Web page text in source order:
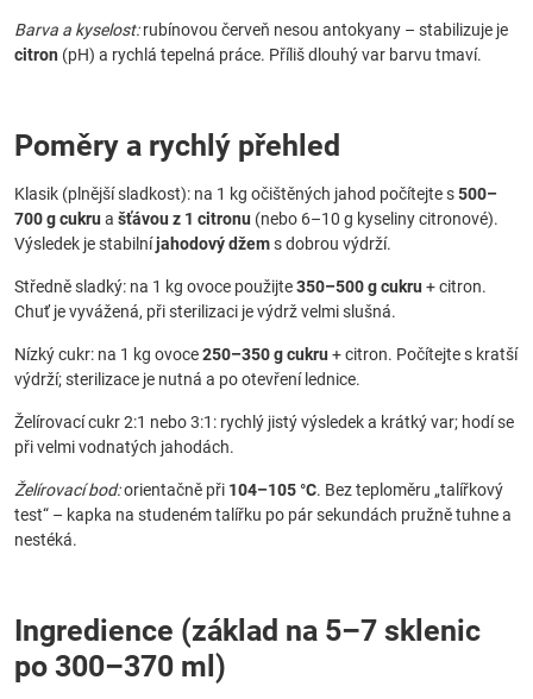
Barva a kyselost:rubínovou červeň nesou antokyany – stabilizuje je
citron (pH) a rychlá tepelná práce. Příliš dlouhý var barvu tmaví.
Poměry a rychlý přehled
Klasik (plnější sladkost): na 1 kg očištěných jahod počítejte s500–
700 g cukru a šťávou z 1 citronu (nebo 6–10 g kyseliny citronové).
Výsledek je stabilníjahodový džems dobrou výdrží.
Středně sladký: na 1 kg ovoce použijte350–500 g cukru + citron.
Chuť je vyvážená, při sterilizaci je výdrž velmi slušná.
Nízký cukr: na 1 kg ovoce250–350 g cukru + citron. Počítejte s kratší
výdrží; sterilizace je nutná a po otevření lednice.
Želírovací cukr 2:1 nebo 3:1: rychlý jistý výsledek a krátký var; hodí se
při velmi vodnatých jahodách.
Želírovací bod:orientačně při 104–105 °C. Bez teploměru „talířkový
test“ – kapka na studeném talířku po pár sekundách pružně tuhne a
nestéká.
Ingredience (základ na 5–7 sklenic
po 300–370 ml)